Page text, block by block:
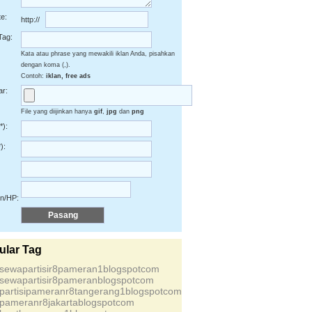
http://
Kata atau phrase yang mewakili iklan Anda, pisahkan
dengan koma (,).
Contoh: iklan, free ads
File yang diijinkan hanya gif, jpg dan png
HP:
Tag